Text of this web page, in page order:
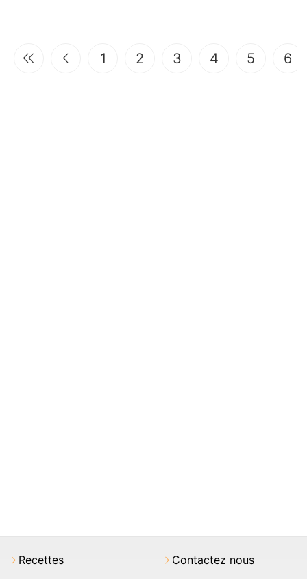
1 2 3 4 5 6
Recettes
Contactez nous